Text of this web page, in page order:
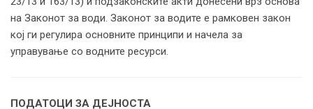
на Законот за води. Законот за водите е рамковен закон
кој ги регулира основните принципи и начела за
управување со водните ресурси.
ПОДАТОЦИ ЗА ДЕЈНОСТА